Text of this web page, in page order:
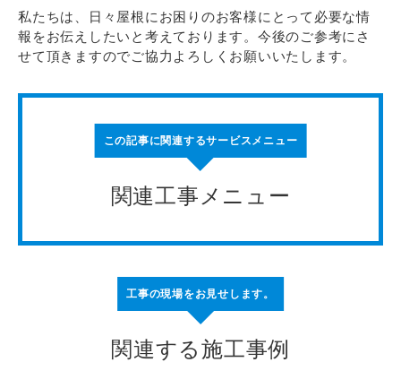
私たちは、日々屋根にお困りのお客様にとって必要な情
報をお伝えしたいと考えております。今後のご参考にさ
せて頂きますのでご協力よろしくお願いいたします。
この記事に関連するサービスメニュー
関連工事メニュー
工事の現場をお見せします。
関連する施工事例